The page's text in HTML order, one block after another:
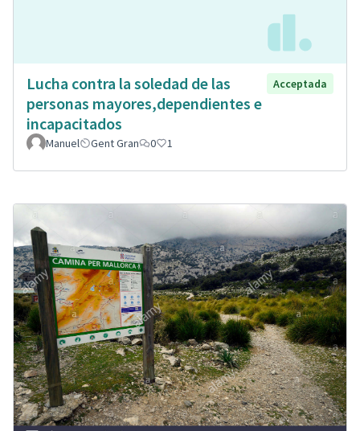
Lucha contra la soledad de las
personas mayores,dependientes e
incapacitados
Acceptada
Manuel Gent Gran 0 1